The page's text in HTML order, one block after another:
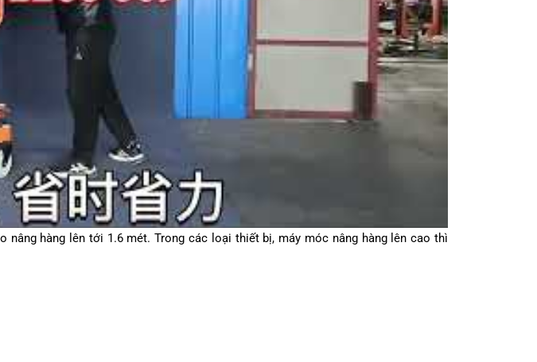
nâng hàng lên tới 1.6 mét. Trong các loại thiết bị, máy móc nâng hàng lên cao thì